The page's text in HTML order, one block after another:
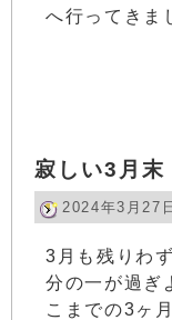
へ行ってきま
寂しい3月末
2024年3月27日
3月も残りわ
分の一が過ぎ
こまでの3ヶ